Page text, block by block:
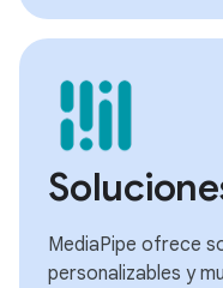
MediaPipe ofrece
personalizables y